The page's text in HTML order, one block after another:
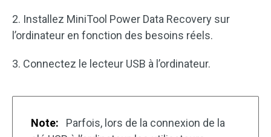
2. Installez MiniTool Power Data Recovery sur
l’ordinateur en fonction des besoins réels.
3. Connectez le lecteur USB à l’ordinateur.
Note:
Parfois, lors de la connexion de la